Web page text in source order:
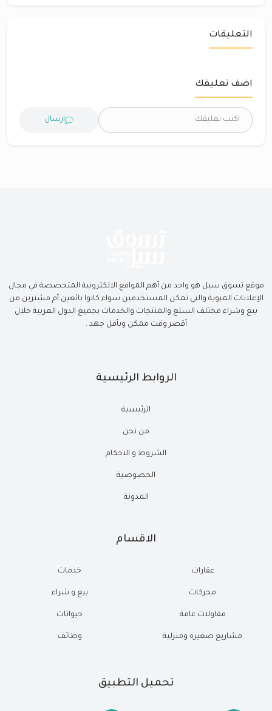
التعليقات
اضف تعليقك
ارسال
موقع تسوق سيل هو واحد من أهم المواقع الالكترونية المتخصصة في مجال
الإعلانات المبوبة والتي تمكن المستخدمين سواء كانوا بائعين أم مشترين من
بيع وشراء مختلف السلع والمنتجات والخدمات بجميع الدول العربية خلال
أقصر وقت ممكن وبأقل جهد .
الروابط الرئيسية
الرئيسية
من نحن
الشروط و الاحكام
الخصوصية
المدونة
الاقسام
عقارات
محركات
مقاولات عامة
مشاريع صغيرة ومنزلية
خدمات
بيع و شراء
حيوانات
وظائف
تحميل التطبيق